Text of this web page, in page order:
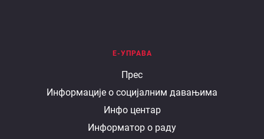
Е-УПРАВА
Прес
Информације о социјалним давањима
Инфо центар
Информатор о раду